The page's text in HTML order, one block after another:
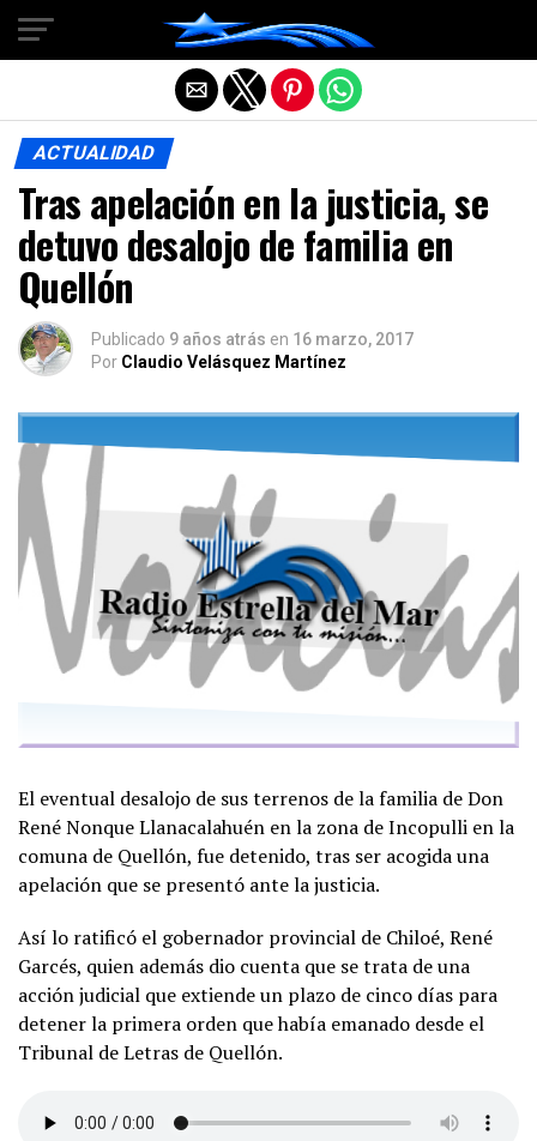
ACTUALIDAD
Tras apelación en la justicia, se
detuvo desalojo de familia en
Quellón
Publicado 9 años atrás en 16 marzo, 2017
Por Claudio Velásquez Martínez
El eventual desalojo de sus terrenos de la familia de Don
René Nonque Llanacalahuén en la zona de Incopulli en la
comuna de Quellón, fue detenido, tras ser acogida una
apelación que se presentó ante la justicia.
Así lo ratificó el gobernador provincial de Chiloé, René
Garcés, quien además dio cuenta que se trata de una
acción judicial que extiende un plazo de cinco días para
detener la primera orden que había emanado desde el
Tribunal de Letras de Quellón.
Salir de la versión móvil